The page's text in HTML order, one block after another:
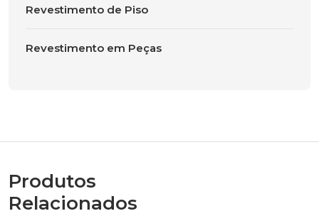
Revestimento de Piso
Revestimento em Peças
Produtos
Relacionados